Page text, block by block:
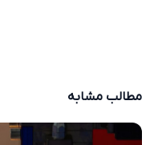
مطالب مشابه